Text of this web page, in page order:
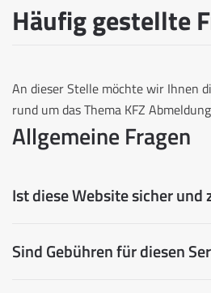
Häufig gestellte
An dieser Stelle möchte wir Ihnen
rund um das Thema KFZ
Allgemeine Fragen
Ist diese Website sicher und
Sind Gebühren für diesen